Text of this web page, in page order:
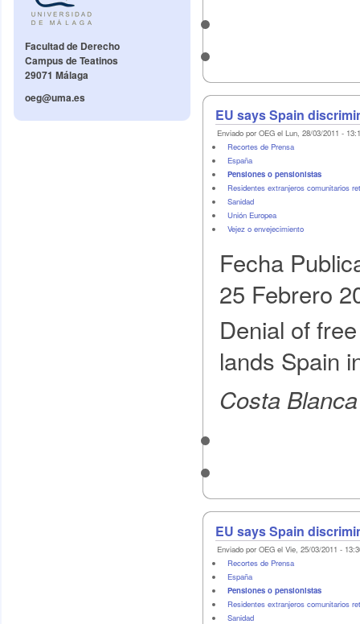
Facultad de Derecho
Campus de Teatinos
29071 Málaga
oeg@uma.es
EU says Spain
Enviado por OEG el Lun, 28/03/2011 -
Recortes de Prensa
España
Pensiones o pensionistas
Residentes extranjeros comunitarios
Sanidad
Unión Europea
Vejez o envejecimiento
Fecha
25 Febrero
Denial of
lands Spain
Costa
EU says Spain
Enviado por OEG el Vie, 25/03/2011 -
Recortes de Prensa
España
Pensiones o pensionistas
Residentes extranjeros comunitarios
Sanidad